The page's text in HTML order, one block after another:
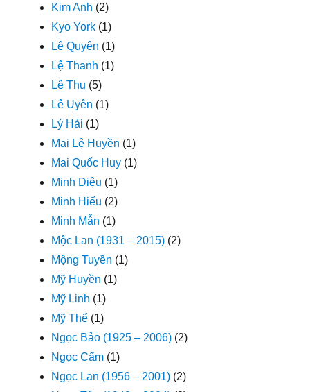
Kim Anh (2)
Kyo York (1)
Lệ Quyên (1)
Lệ Thanh (1)
Lệ Thu (5)
Lê Uyên (1)
Lý Hải (1)
Mai Lệ Huyền (1)
Mai Quốc Huy (1)
Minh Diệu (1)
Minh Hiếu (2)
Minh Mẫn (1)
Mộc Lan (1931 – 2015) (2)
Mộng Tuyền (1)
Mỹ Huyền (1)
Mỹ Linh (1)
Mỹ Thể (1)
Ngọc Bảo (1925 – 2006) (2)
Ngọc Cẩm (1)
Ngọc Lan (1956 – 2001) (2)